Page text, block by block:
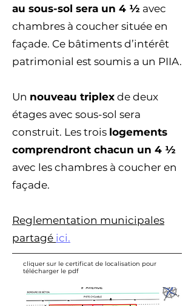
au sous-sol sera un 4 ½ avec
chambres à coucher située en
façade. Ce bâtiments d’intérêt
patrimonial est soumis a un PIIA.
Un nouveau triplex de deux
étages avec sous-sol sera
construit. Les trois logements
comprendront chacun un 4 ½
avec les chambres à coucher en
façade.
Reglementation municipales
partagé ici.
cliquer sur le certificat de localisation pour
télécharger le pdf